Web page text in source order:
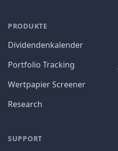
PRODUKTE
Dividendenkalender
Portfolio Tracking
Wertpapier Screener
Research
SUPPORT